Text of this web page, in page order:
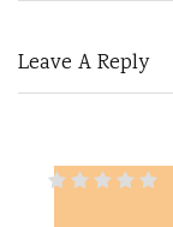
Leave A Reply